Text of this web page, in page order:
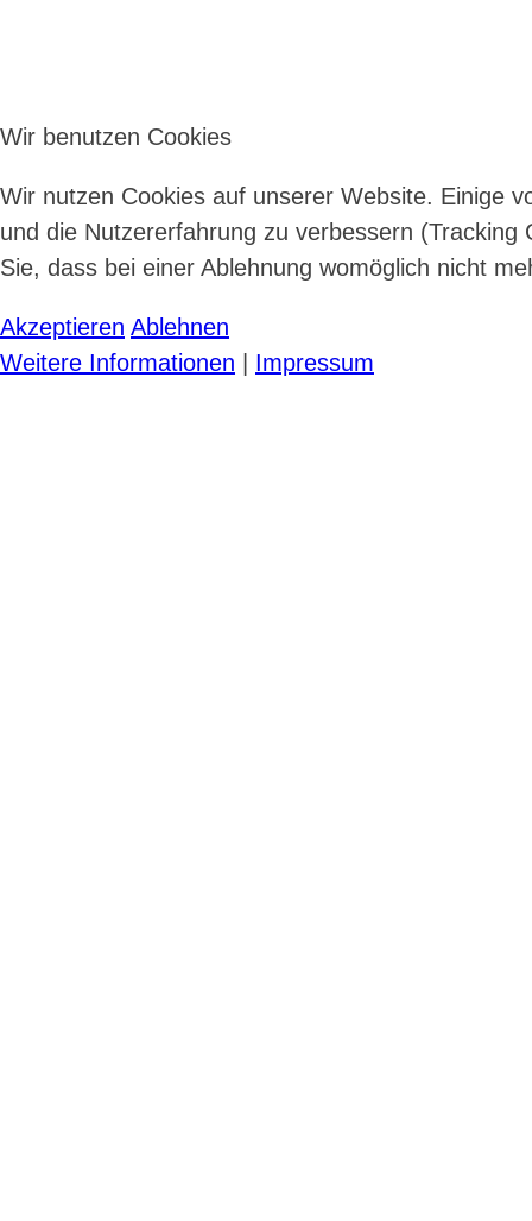
Wir benutzen Cookies
Wir nutzen Cookies auf unserer Website. Einige
und die Nutzererfahrung zu verbessern
Sie, dass bei einer Ablehnung womöglich nicht
Akzeptieren Ablehnen
Weitere Informationen | Impressum